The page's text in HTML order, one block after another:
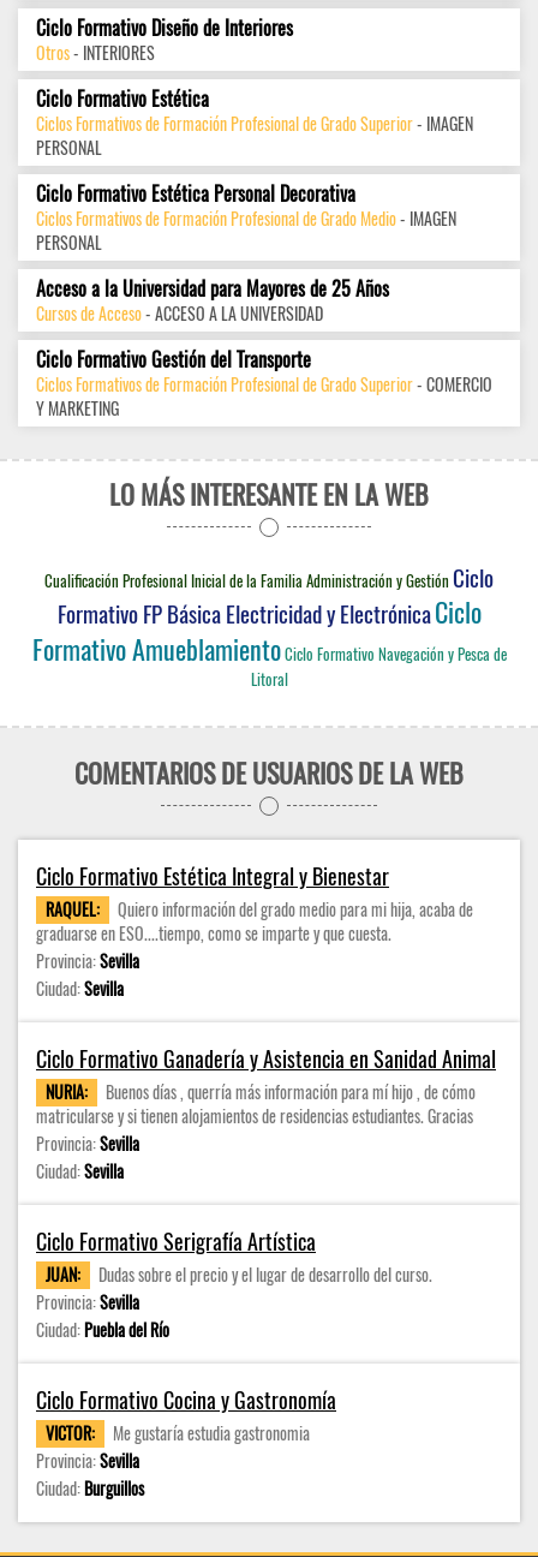
Ciclo Formativo Diseño de Interiores
Otros- INTERIORES
Ciclo Formativo Estética
Ciclos Formativos de Formación Profesional de Grado Superior- IMAGEN
PERSONAL
Ciclo Formativo Estética Personal Decorativa
Ciclos Formativos de Formación Profesional de Grado Medio- IMAGEN
PERSONAL
Acceso a la Universidad para Mayores de 25 Años
Cursos de Acceso- ACCESO A LA UNIVERSIDAD
Ciclo Formativo Gestión del Transporte
Ciclos Formativos de Formación Profesional de Grado Superior- COMERCIO
Y MARKETING
LO MÁS INTERESANTE EN LA WEB
Cualificación Profesional Inicial de la Familia Administración y Gestión Ciclo
Formativo FP Básica Electricidad y ElectrónicaCiclo
Formativo AmueblamientoCiclo Formativo Navegación y Pesca de
Litoral
COMENTARIOS DE USUARIOS DE LA WEB
Ciclo Formativo Estética Integral y Bienestar
RAQUEL:
Quiero información del grado medio para mi hija, acaba de
graduarse en ESO....tiempo, como se imparte y que cuesta.
Provincia:Sevilla
Ciudad:Sevilla
Ciclo Formativo Ganadería y Asistencia en Sanidad Animal
NURIA:
Buenos días , querría más información para mí hijo , de cómo
matricularse y si tienen alojamientos de residencias estudiantes. Gracias
Provincia:Sevilla
Ciudad:Sevilla
Ciclo Formativo Serigrafía Artística
JUAN:
Dudas sobre el precio y el lugar de desarrollo del curso.
Provincia:Sevilla
Ciudad:Puebla del Río
Ciclo Formativo Cocina y Gastronomía
VICTOR:
Me gustaría estudia gastronomia
Provincia:Sevilla
Ciudad:Burguillos